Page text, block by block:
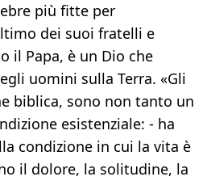
più fitte per
dei suoi fratelli e
il Papa, è un Dio che
uomini sulla Terra. «Gli
biblica, sono non tanto un
esistenziale: - ha
condizione in cui la vita è
il dolore, la solitudine, la